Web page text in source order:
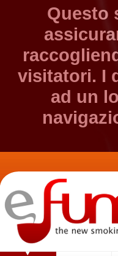
Questo
visitatori. I
ad un